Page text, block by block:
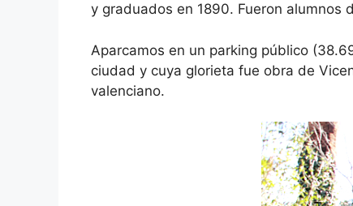
y graduados en 1890. Fueron alumnos
Aparcamos en un parking público
ciudad y cuya glorieta fue obra de
valenciano.